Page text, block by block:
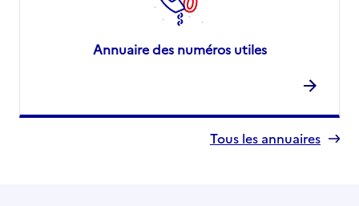
Annuaire des numéros utiles
Tous les annuaires